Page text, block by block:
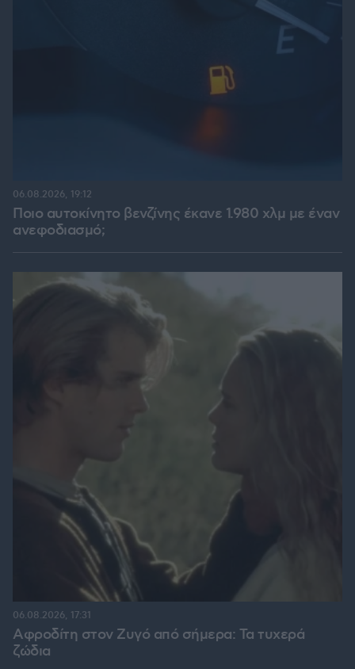
Ποιο αυτοκίνητο βενζίνης έκανε 1.980 χλμ με έναν
ανεφοδιασμό;
06.08.2026, 19:12
Αφροδίτη στον Ζυγό από σήμερα: Τα τυχερά
ζώδια
06.08.2026, 17:31